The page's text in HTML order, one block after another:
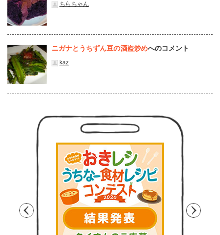
ちらちゃん
ニガナとうちずん豆の酒盗炒めへのコメント
kaz